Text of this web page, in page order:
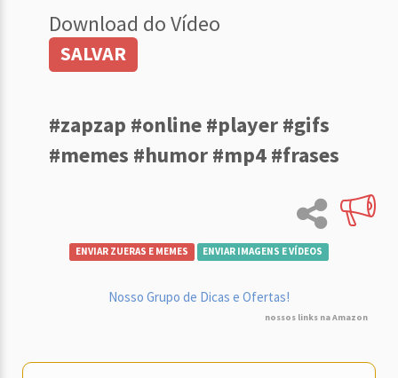
Download do Vídeo
SALVAR
#zapzap #online #player #gifs
#memes #humor #mp4 #frases
ENVIAR ZUERAS E MEMES ENVIAR IMAGENS E VÍDEOS
Nosso Grupo de Dicas e Ofertas!
nossos links na Amazon